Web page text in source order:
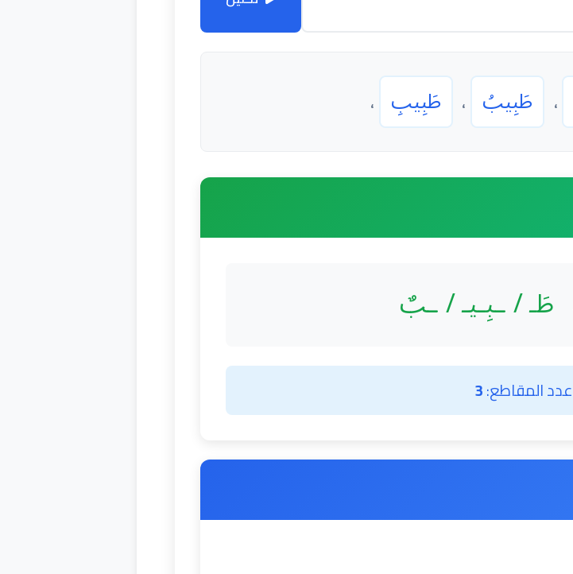
، طَبِيبُ ، طَبِيبِ ،
طَـ / ـبِـيـ / ـبٌ
عدد المقاطع:3